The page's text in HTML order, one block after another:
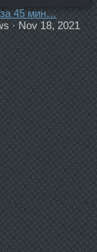
45 мин…
· Nov 18, 2021